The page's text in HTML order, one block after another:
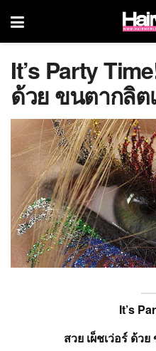
It’s Party
ด้วย ขนตากลิต
It’s
สวย เผ็ชเว่อร์ ด้ว